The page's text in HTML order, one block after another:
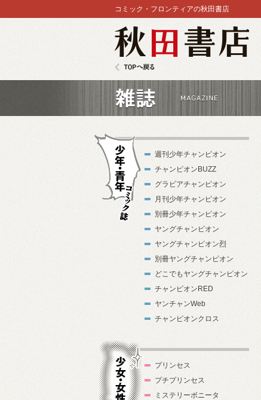
秋田書店
TOPへ戻る
コミック・フロンティアの秋田書店
週刊少年チャンピオン
チャンピオンBUZZ
グラビアチャンピオン
月刊少年チャンピオン
別冊少年チャンピオン
ヤングチャンピオン
ヤングチャンピオン烈
別冊ヤングチャンピオン
どこでもヤングチャンピオン
チャンピオンRED
ヤンチャンWeb
チャンピオンクロス
プリンセス
プチプリンセス
ミステリーボニータ